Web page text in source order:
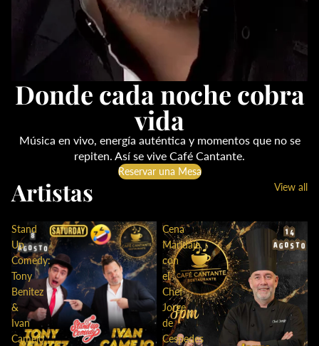
Donde cada noche cobra
vida
Música en vivo, energía auténtica y momentos que no se
repiten. Así se vive Café Cantante.
Reservar una Mesa
Artistas View all
Stand
Up
Comedy:
Tony
Benitez
&
Ivan
Camejo
Cena
Maridaje
con
el
Chef
Jorge
de
Cespedes